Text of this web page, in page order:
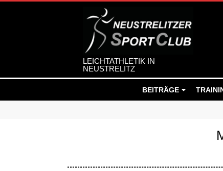
LEICHTATHLETIK IN
NEUSTRELITZ
Secondary
Navigation
BEITRÄGE